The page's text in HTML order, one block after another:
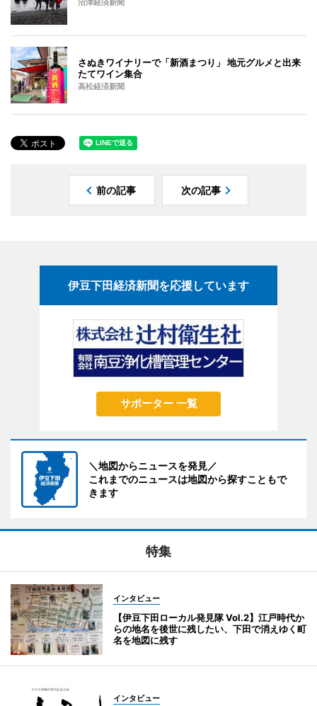
沼津経済新聞
さぬきワイナリーで「新酒まつり」 地元グルメと出来
たてワイン集合
高松経済新聞
前の記事 次の記事
伊豆下田経済新聞を応援しています
サポーター 一覧
＼地図からニュースを発見／
これまでのニュースは地図から探すこともで
きます
特集
インタビュー
【伊豆下田ローカル発見隊 Vol.2】江戸時代か
らの地名を後世に残したい、下田で消えゆく町
名を地図に残す
インタビュー